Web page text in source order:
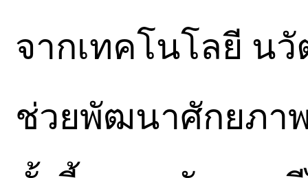
จากเทคโนโลยี น
ช่วยพัฒนาศักยภา